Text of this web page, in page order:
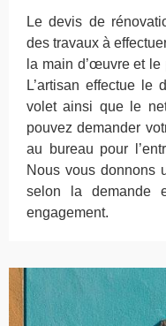
Le devis de
des travaux à
la main d’œuvre et
L’artisan effectue le
volet ainsi que le
pouvez demander
au bureau pour
Nous vous donnons
selon la demande
engagement.